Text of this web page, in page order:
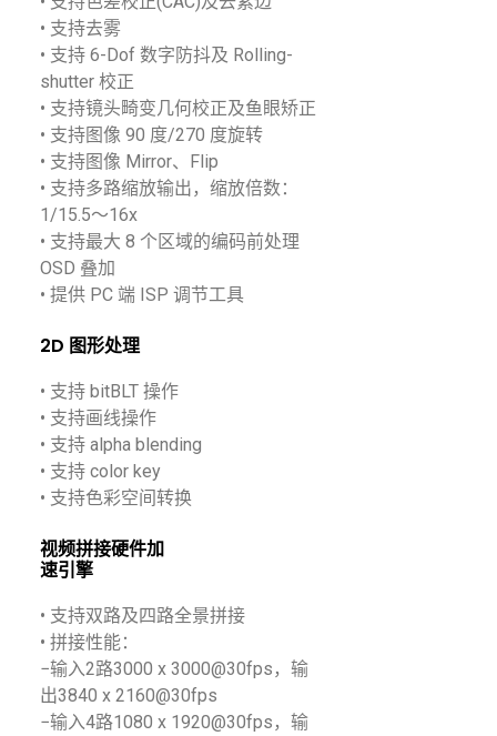
• 支持去雾
• 支持 6-Dof 数字防抖及 Rolling-
shutter 校正
• 支持镜头畸变几何校正及鱼眼矫正
• 支持图像 90 度/270 度旋转
• 支持图像 Mirror、Flip
• 支持多路缩放输出，缩放倍数：
1/15.5～16x
• 支持最大 8 个区域的编码前处理
OSD 叠加
• 提供 PC 端 ISP 调节工具
2D 图形处理
• 支持 bitBLT 操作
• 支持画线操作
• 支持 alpha blending
• 支持 color key
• 支持色彩空间转换
视频拼接硬件加
速引擎
• 支持双路及四路全景拼接
• 拼接性能：
−输入2路3000 x 3000@30fps，输
出3840 x 2160@30fps
−输入4路1080 x 1920@30fps，输